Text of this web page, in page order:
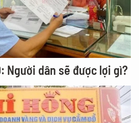
Người dân sẽ được lợi gì?